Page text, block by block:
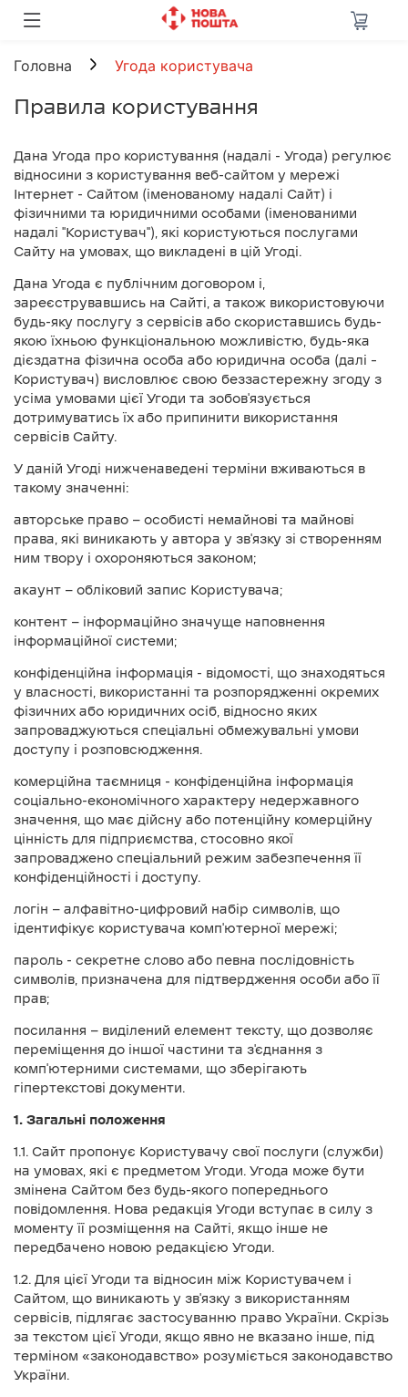
Головна Угода користувача
Правила користування
Дана Угода про користування (надалі - Угода) регулює
відносини з користування веб-сайтом у мережі
Інтернет - Сайтом (іменованому надалі Сайт) і
фізичними та юридичними особами (іменованими
надалі "Користувач"), які користуються послугами
Сайту на умовах, що викладені в цій Угоді.
Дана Угода є публічним договором і,
зареєструвавшись на Сайті, а також використовуючи
будь-яку послугу з сервісів або скориставшись будь-
якою їхньою функціональною можливістю, будь-яка
дієздатна фізична особа або юридична особа (далі –
Користувач) висловлює свою беззастережну згоду з
усіма умовами цієї Угоди та зобов'язується
дотримуватись їх або припинити використання
сервісів Сайту.
У даній Угоді нижченаведені терміни вживаються в
такому значенні:
авторське право — особисті немайнові та майнові
права, які виникають у автора у зв'язку зі створенням
ним твору і охороняються законом;
акаунт — обліковий запис Користувача;
контент — інформаційно значуще наповнення
інформаційної системи;
конфіденційна інформація - відомості, що знаходяться
у власності, використанні та розпорядженні окремих
фізичних або юридичних осіб, відносно яких
запроваджуються спеціальні обмежувальні умови
доступу і розповсюдження.
комерційна таємниця - конфіденційна інформація
соціально-економічного характеру недержавного
значення, що має дійсну або потенційну комерційну
цінність для підприємства, стосовно якої
запроваджено спеціальний режим забезпечення її
конфіденційності і доступу.
логін — алфавітно-цифровий набір символів, що
ідентифікує користувача комп'ютерної мережі;
пароль - секретне слово або певна послідовність
символів, призначена для підтвердження особи або її
прав;
посилання — виділений елемент тексту, що дозволяє
переміщення до іншої частини та з'єднання з
комп'ютерними системами, що зберігають
гіпертекстові документи.
1. Загальні положення
1.1. Сайт пропонує Користувачу свої послуги (служби)
на умовах, які є предметом Угоди. Угода може бути
змінена Сайтом без будь-якого попереднього
повідомлення. Нова редакція Угоди вступає в силу з
моменту її розміщення на Сайті, якщо інше не
передбачено новою редакцією Угоди.
1.2. Для цієї Угоди та відносин між Користувачем і
Сайтом, що виникають у зв'язку з використанням
сервісів, підлягає застосуванню право України. Скрізь
за текстом цієї Угоди, якщо явно не вказано інше, під
терміном «законодавство» розуміється законодавство
України.